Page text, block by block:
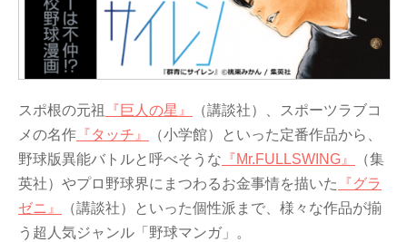
スポ根の元祖 『巨人の星』
（講談社）、スポーツラブコ
メの名作 『タッチ』
（小学館）といった定番作品から、
野球版異能バトルと呼べそうな 『Mr.FULLSWING』
（集
英社）やプロ野球界にまつわるお金事情を描いた
『グラ
ゼニ』
（講談社）といった個性派まで、様々な作品が揃
う超人気ジャンル「野球マンガ」。